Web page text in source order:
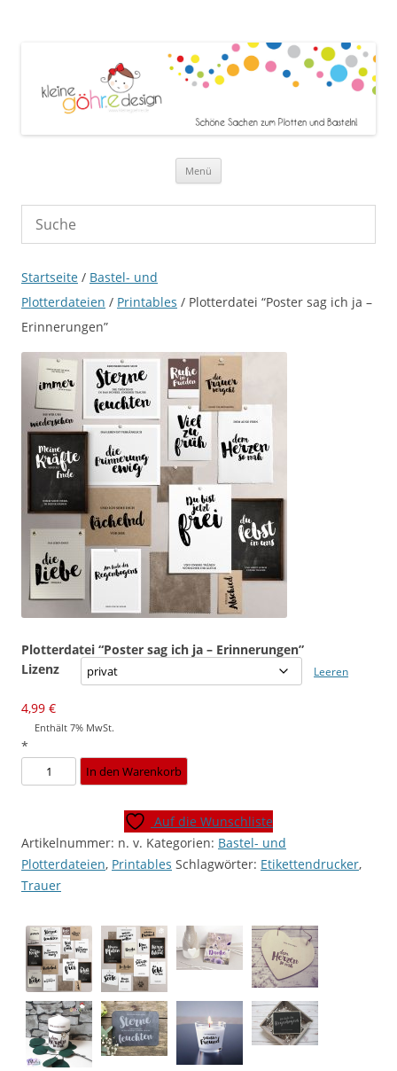
Menü
Startseite / Bastel- und
Plotterdateien / Printables / Plotterdatei “Poster sag ich ja –
Erinnerungen”
Plotterdatei “Poster sag ich ja – Erinnerungen”
Lizenz
Leeren
4,99 €
Enthält 7% MwSt.
*
Plotterdatei
"Poster
ja
-
Erinnerungen"
Menge
In den Warenkorb
Auf die Wunschliste
Artikelnummer: n. v. Kategorien: Bastel- und
Plotterdateien, Printables Schlagwörter: Etikettendrucker,
Trauer